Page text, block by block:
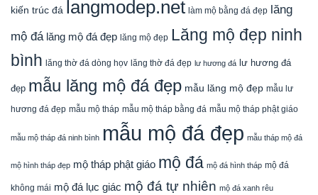
kiến trúc đá langmodep.net làm mộ bằng đá đẹp lăng
mộ đá lăng mộ đá đẹp lăng mộ đẹp Lăng mộ đẹp ninh
bình lăng thờ đá dòng họv lăng thờ đá đẹp lư hương đá lư hương đá
đẹp mẫu lăng mộ đá đẹp mẫu lăng mộ đẹp mẫu lư
hương đá đẹp mẫu mộ tháp mẫu mộ tháp bằng đá mẫu mộ tháp phật giáo
mẫu mộ tháp đá ninh bình mẫu mộ đá đẹp mẫu tháp mộ đá
mộ hình tháp đẹp mộ tháp phật giáo mộ đá mộ đá hình tháp mộ đá
không mái mộ đá lục giác mộ đá tự nhiên mộ đá xanh rêu